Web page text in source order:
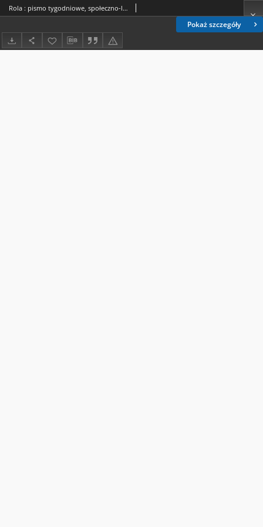
Pokaż szczegóły
Rola : pismo tygodniowe, społeczno-literackie / pod red. Jana Jeleńskiego R. 8, Nr 38 (8/20 września 1890)